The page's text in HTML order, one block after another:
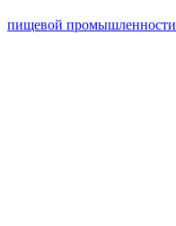
пищевой промышленности